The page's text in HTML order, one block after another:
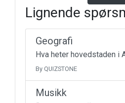
Lignende
Geografi
Hva heter hovedstaden i
By QUIZSTONE
Musikk